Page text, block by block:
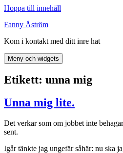
Hoppa till innehåll
Fanny Åström
Kom i kontakt med ditt inre hat
Meny och widgets
Etikett: unna mig
Unna mig lite.
Det verkar som om jobbet inte
sent.
Igår tänkte jag ungefär såhär: nu ska